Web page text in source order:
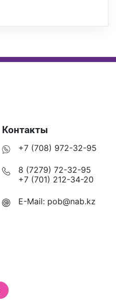
Контакты
+7 (708) 972-32-95
8 (7279) 72-32-95
+7 (701) 212-34-20
E-Mail: pob@nab.kz